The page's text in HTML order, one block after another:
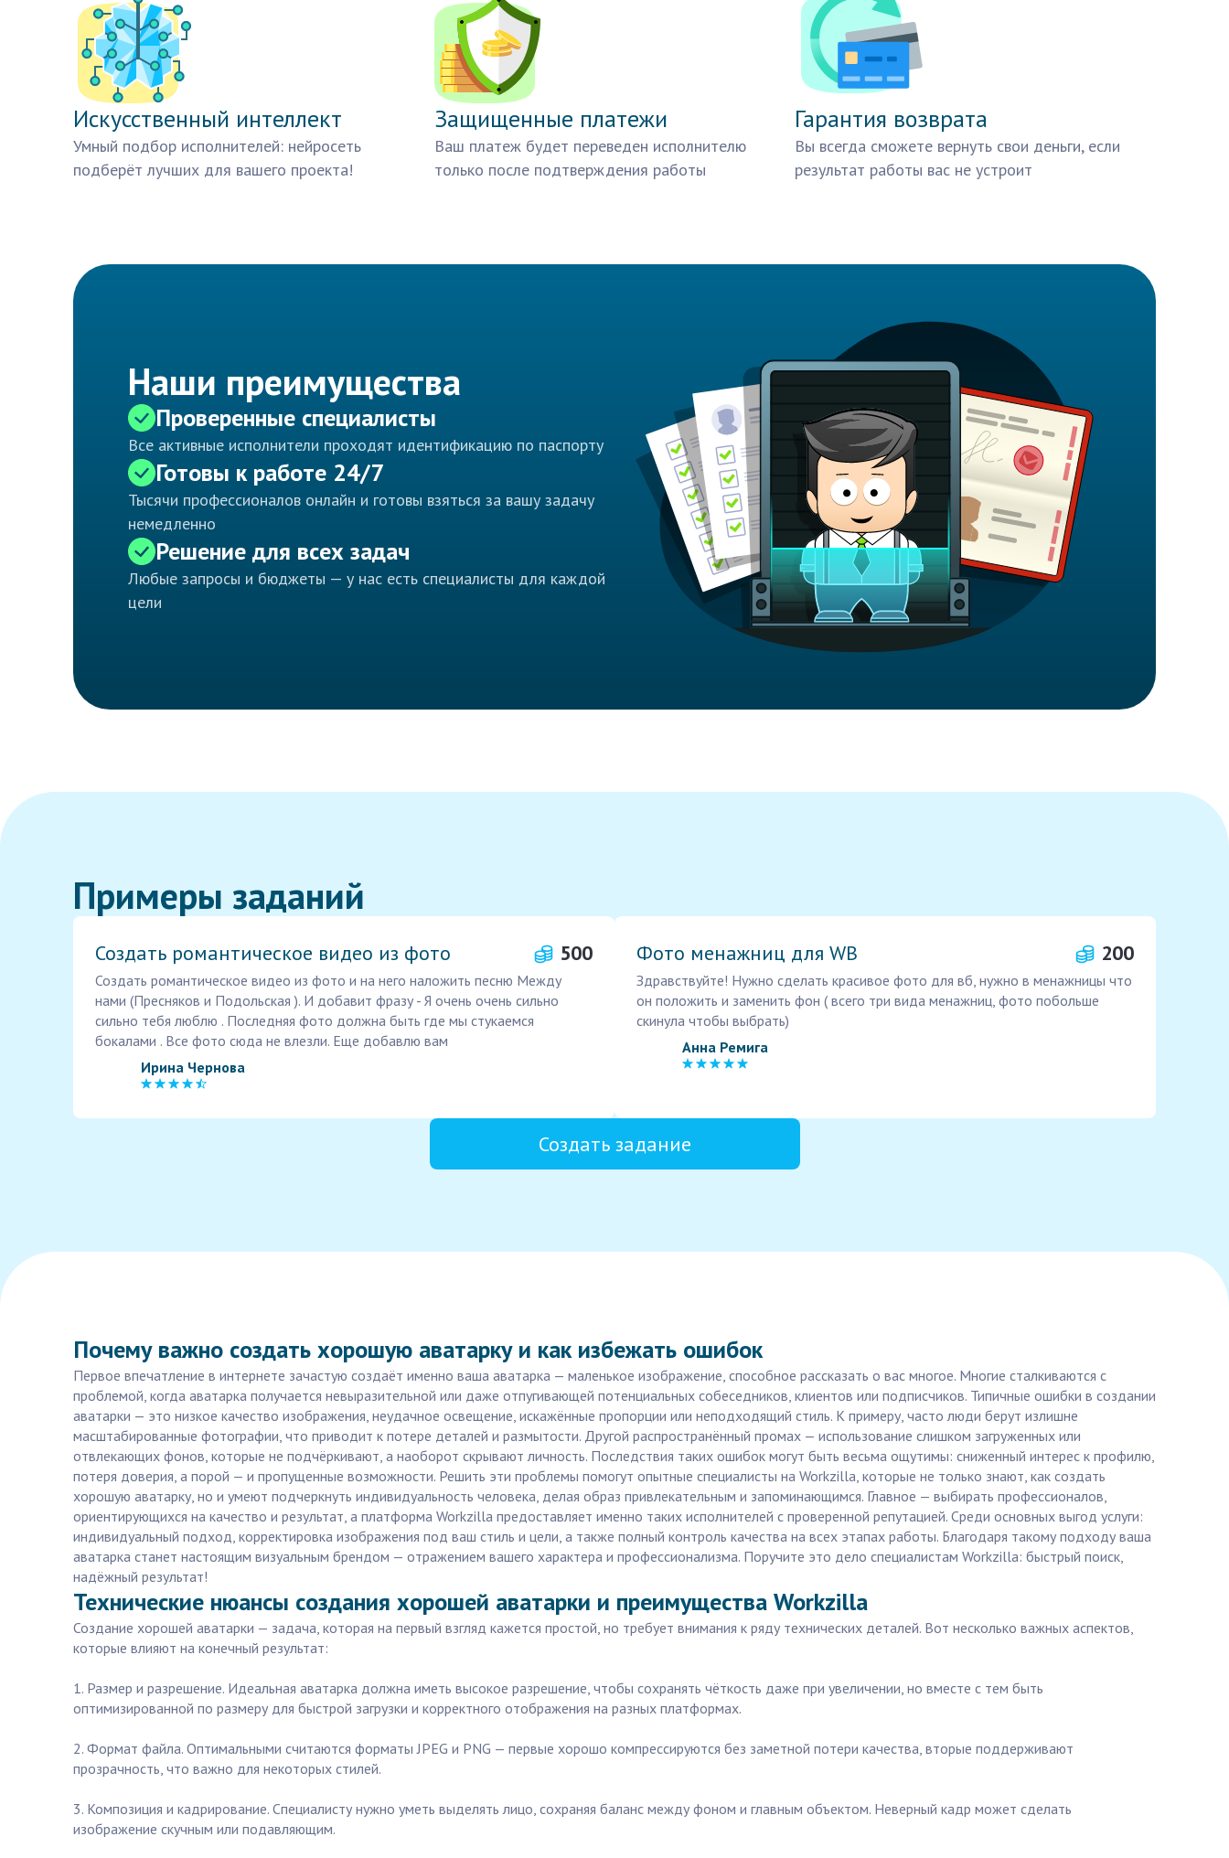
Искусственный интеллект
Умный подбор исполнителей: нейросеть
подберёт лучших для вашего проекта!
Защищенные платежи
Ваш платеж будет переведен исполнителю
только после подтверждения работы
Гарантия возврата
Вы всегда сможете вернуть свои деньги, если
результат работы вас не устроит
Наши преимущества
Проверенные специалисты
Все активные исполнители проходят идентификацию по паспорту
Готовы к работе 24/7
Тысячи профессионалов онлайн и готовы взяться за вашу задачу
немедленно
Решение для всех задач
Любые запросы и бюджеты — у нас есть специалисты для каждой
цели
Примеры заданий
Создать романтическое видео из фото 500
Создать романтическое видео из фото и на него наложить песню Между
нами (Пресняков и Подольская ). И добавит фразу - Я очень очень сильно
сильно тебя люблю . Последняя фото должна быть где мы стукаемся
бокалами . Все фото сюда не влезли. Еще добавлю вам
Ирина Чернова
Фото менажниц для WB 200
Здравствуйте! Нужно сделать красивое фото для вб, нужно в менажницы что
он положить и заменить фон ( всего три вида менажниц, фото побольше
скинула чтобы выбрать)
Анна Ремига
Создать задание
Почему важно создать хорошую аватарку и как избежать ошибок
Первое впечатление в интернете зачастую создаёт именно ваша аватарка — маленькое изображение, способное рассказать о вас многое. Многие сталкиваются с
проблемой, когда аватарка получается невыразительной или даже отпугивающей потенциальных собеседников, клиентов или подписчиков. Типичные ошибки в создании
аватарки — это низкое качество изображения, неудачное освещение, искажённые пропорции или неподходящий стиль. К примеру, часто люди берут излишне
масштабированные фотографии, что приводит к потере деталей и размытости. Другой распространённый промах — использование слишком загруженных или
отвлекающих фонов, которые не подчёркивают, а наоборот скрывают личность. Последствия таких ошибок могут быть весьма ощутимы: сниженный интерес к профилю,
потеря доверия, а порой — и пропущенные возможности. Решить эти проблемы помогут опытные специалисты на Workzilla, которые не только знают, как создать
хорошую аватарку, но и умеют подчеркнуть индивидуальность человека, делая образ привлекательным и запоминающимся. Главное — выбирать профессионалов,
ориентирующихся на качество и результат, а платформа Workzilla предоставляет именно таких исполнителей с проверенной репутацией. Среди основных выгод услуги:
индивидуальный подход, корректировка изображения под ваш стиль и цели, а также полный контроль качества на всех этапах работы. Благодаря такому подходу ваша
аватарка станет настоящим визуальным брендом — отражением вашего характера и профессионализма. Поручите это дело специалистам Workzilla: быстрый поиск,
надёжный результат!
Технические нюансы создания хорошей аватарки и преимущества Workzilla
Создание хорошей аватарки — задача, которая на первый взгляд кажется простой, но требует внимания к ряду технических деталей. Вот несколько важных аспектов,
которые влияют на конечный результат:
1. Размер и разрешение. Идеальная аватарка должна иметь высокое разрешение, чтобы сохранять чёткость даже при увеличении, но вместе с тем быть
оптимизированной по размеру для быстрой загрузки и корректного отображения на разных платформах.
2. Формат файла. Оптимальными считаются форматы JPEG и PNG — первые хорошо компрессируются без заметной потери качества, вторые поддерживают
прозрачность, что важно для некоторых стилей.
3. Композиция и кадрирование. Специалисту нужно уметь выделять лицо, сохраняя баланс между фоном и главным объектом. Неверный кадр может сделать
изображение скучным или подавляющим.